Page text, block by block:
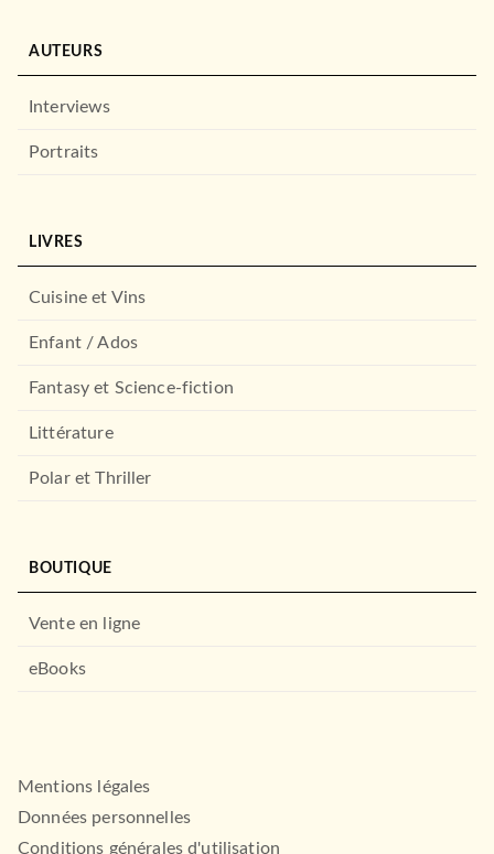
La grotte myst…
AUTEURS
Interviews
Portraits
LIVRES
Cuisine et Vins
Enfant / Ados
Fantasy et Science-fiction
Littérature
Polar et Thriller
BOUTIQUE
Vente en ligne
eBooks
Mentions légales
Données personnelles
Conditions générales d'utilisation